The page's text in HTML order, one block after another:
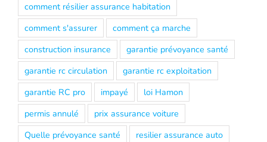
comment résilier assurance habitation
comment s'assurer
comment ça marche
construction insurance
garantie prévoyance santé
garantie rc circulation
garantie rc exploitation
garantie RC pro
impayé
loi Hamon
permis annulé
prix assurance voiture
Quelle prévoyance santé
resilier assurance auto